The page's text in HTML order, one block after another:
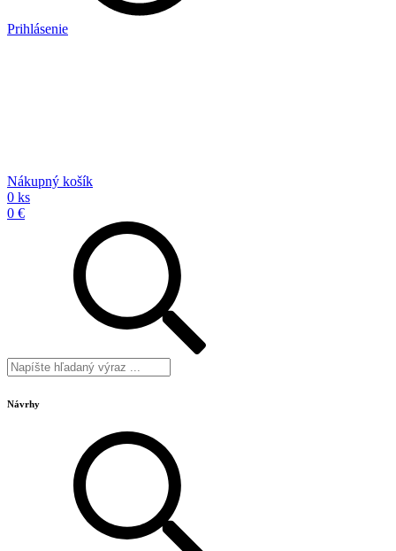
Prihlásenie
Nákupný košík
0 ks
0 €
Návrhy